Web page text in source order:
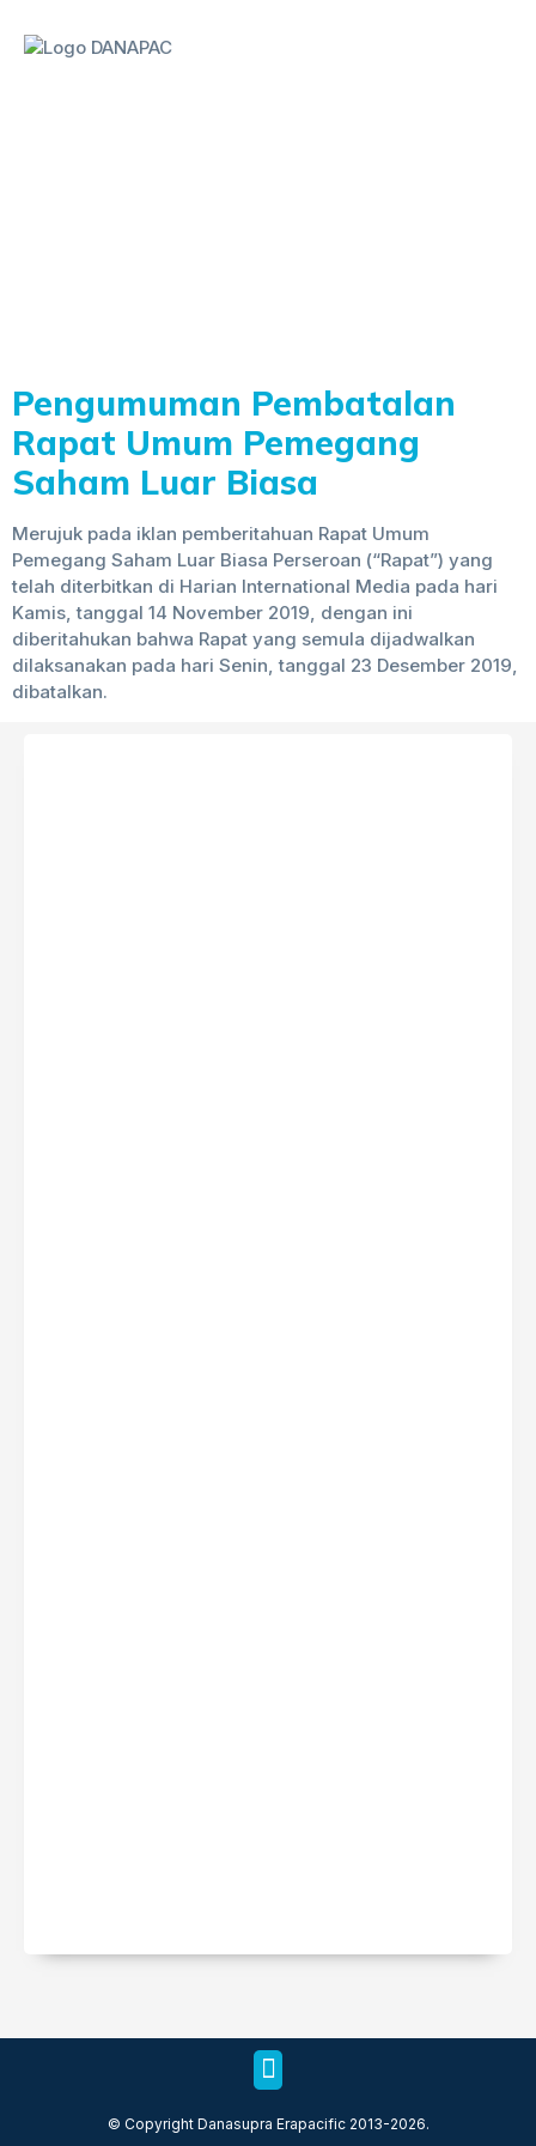
Pengumuman Pembatalan
Rapat Umum Pemegang
Saham Luar Biasa
Merujuk pada iklan pemberitahuan Rapat Umum
Pemegang Saham Luar Biasa Perseroan (“Rapat”) yang
telah diterbitkan di Harian International Media pada hari
Kamis, tanggal 14 November 2019, dengan ini
diberitahukan bahwa Rapat yang semula dijadwalkan
dilaksanakan pada hari Senin, tanggal 23 Desember 2019,
dibatalkan.
© Copyright Danasupra Erapacific 2013-2026.